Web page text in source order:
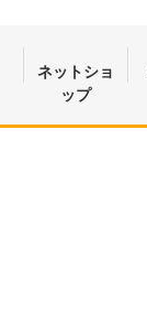
ネットショ
ップ